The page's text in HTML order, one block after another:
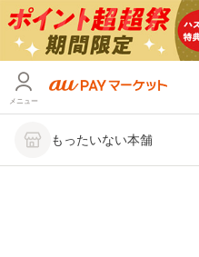
メニュー
もったいない本舗